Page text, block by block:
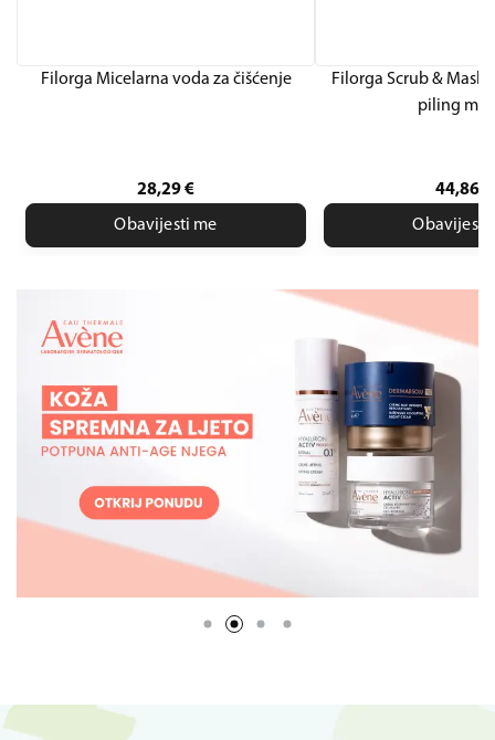
Filorga Micelarna voda za čišćenje
28,29€
Obavijesti me
Filorga Scrub & Mask
piling
44,86
Obavijesti